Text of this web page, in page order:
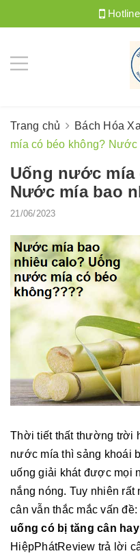
Trang chủ Bách Hóa
mía có béo không?
Uống nước mía
Nước mía bao
21/06/2023
Thời tiết thất thường trời
nước mía thì sảng khoái
uống giải khát được mọi
nắng nóng. Tuy nhiên
cân vẫn thắc mắc vấn đề:
uống có bị tăng cân
HiệpPhátReview trả lời